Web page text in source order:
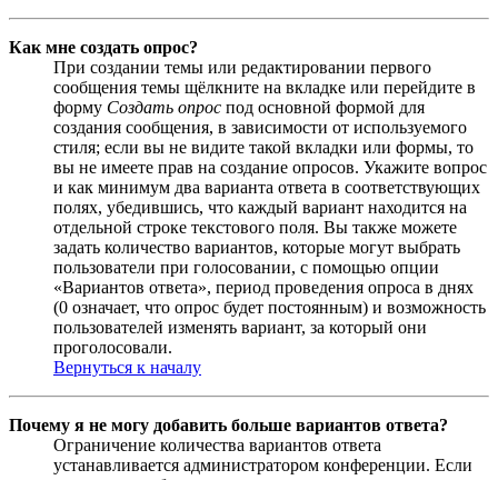
Как мне создать опрос?
При создании темы или редактировании первого
сообщения темы щёлкните на вкладке или перейдите в
форму Создать опрос под основной формой для
создания сообщения, в зависимости от используемого
стиля; если вы не видите такой вкладки или формы, то
вы не имеете прав на создание опросов. Укажите вопрос
и как минимум два варианта ответа в соответствующих
полях, убедившись, что каждый вариант находится на
отдельной строке текстового поля. Вы также можете
задать количество вариантов, которые могут выбрать
пользователи при голосовании, с помощью опции
«Вариантов ответа», период проведения опроса в днях
(0 означает, что опрос будет постоянным) и возможность
пользователей изменять вариант, за который они
проголосовали.
Вернуться к началу
Почему я не могу добавить больше вариантов ответа?
Ограничение количества вариантов ответа
устанавливается администратором конференции. Если